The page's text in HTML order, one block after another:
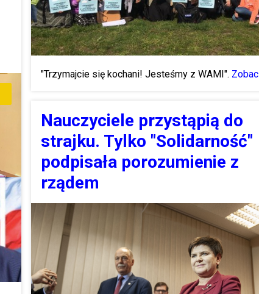
"Trzymajcie się kochani! Jesteśmy z WAMI".
Nauczyciele przystąpią do
strajku. Tylko "Solidarność"
podpisała porozumienie z
rządem